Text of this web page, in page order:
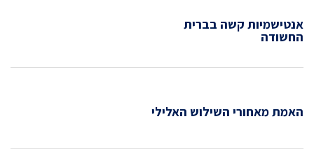
אנטישמיות קשה בברית
החשודה
האמת מאחורי השילוש האלילי